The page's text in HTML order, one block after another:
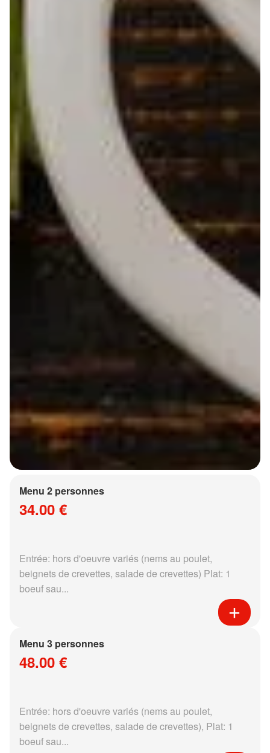
Menu 2 personnes
34.00 €
Entrée: hors d'oeuvre variés (nems au poulet,
beignets de crevettes, salade de crevettes) Plat: 1
boeuf sau...
Menu 3 personnes
48.00 €
Entrée: hors d'oeuvre variés (nems au poulet,
beignets de crevettes, salade de crevettes), Plat: 1
boeuf sau...